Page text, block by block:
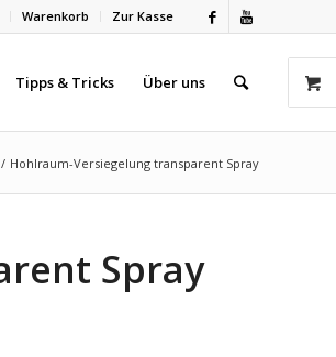
Warenkorb Zur Kasse
Tipps & Tricks Über uns
/ Hohlraum-Versiegelung transparent Spray
Spray